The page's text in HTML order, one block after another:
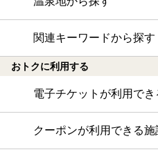
関連キーワードから探す
おトクに利用する
電子チケットが利用で
クーポンが利用できる施